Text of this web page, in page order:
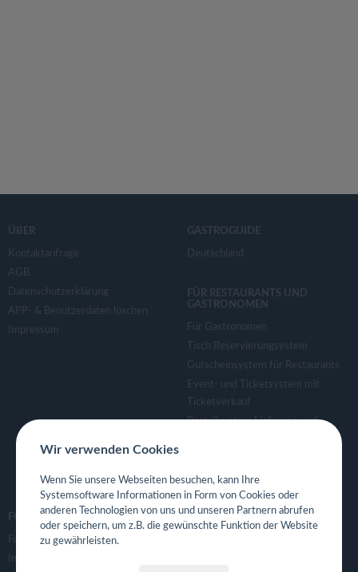
ÜBER
Kontaktanfrage
AGB
Datenschutzerklärung
APP- & Benutzerdaten löschen
Impressum
GASTROGUIDE
Deutschland
FÜR RESTAURANTS UND
GASTRONOMEN
Für Gastronomen
Tisch Reservierungsystem
Gutscheinsystem für Restaurants
Event- und Ticketsystem mit
Ticketverkauf
Bestellsystem Lieferung und
Eigene App für Restaurant
FOLGE UNS
Facebook
Instagram
Wir verwenden Cookies
Wenn Sie unsere Webseiten besuchen, kann Ihre
Systemsoftware Informationen in Form von Cookies oder
anderen Technologien von uns und unseren Partnern abrufen
oder speichern, um z.B. die gewünschte Funktion der Website
zu gewährleisten.